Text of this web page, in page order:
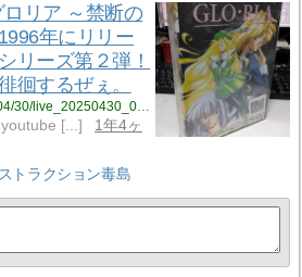
ロリア ～禁断の
年にリリー
リーズ第２弾！
徊するぜぇ。
https://c-busujima.com/2025/04/30/live_20250430_001/
[...]
1年4ヶ
トラクション毒島